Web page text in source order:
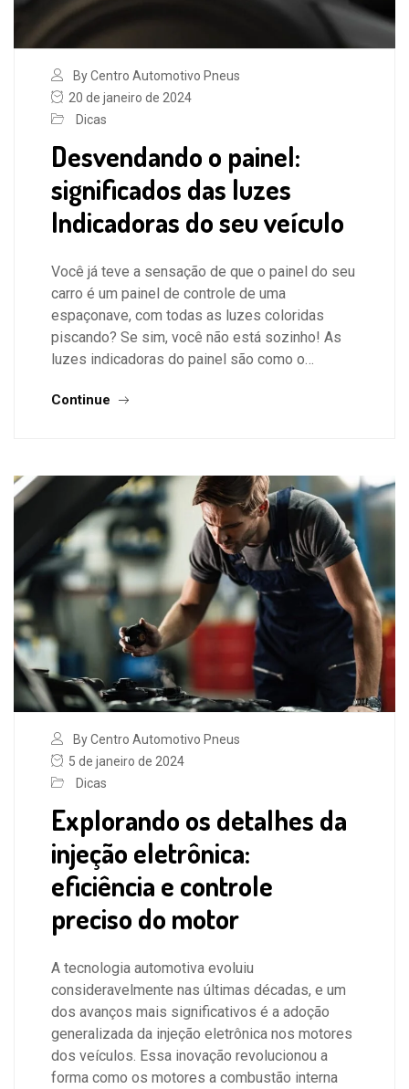
By Centro Automotivo Pneus
20 de janeiro de 2024
Dicas
Desvendando o painel:
significados das luzes
Indicadoras do seu veículo
Você já teve a sensação de que o painel do seu
carro é um painel de controle de uma
espaçonave, com todas as luzes coloridas
piscando? Se sim, você não está sozinho! As
luzes indicadoras do painel são como o…
Continue
By Centro Automotivo Pneus
5 de janeiro de 2024
Dicas
Explorando os detalhes da
injeção eletrônica:
eficiência e controle
preciso do motor
A tecnologia automotiva evoluiu
consideravelmente nas últimas décadas, e um
dos avanços mais significativos é a adoção
generalizada da injeção eletrônica nos motores
dos veículos. Essa inovação revolucionou a
forma como os motores a combustão interna